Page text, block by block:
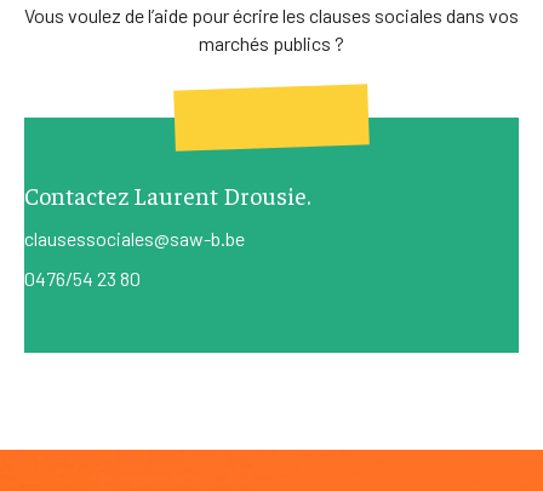
Vous voulez de l’aide pour écrire les clauses sociales dans vos
marchés publics ?
Contactez Laurent Drousie.
clausessociales@saw-b.be
0476/54 23 80